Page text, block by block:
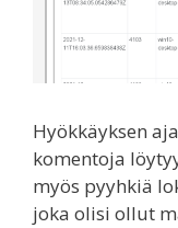
Hyökkäyksen
komentoja
myös pyyhkiä
joka olisi ollut